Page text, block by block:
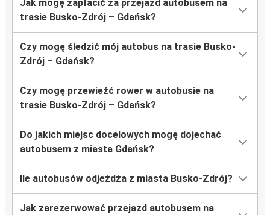
Jak mogę zapłacić za przejazd autobusem na
trasie Busko-Zdrój – Gdańsk?
Czy mogę śledzić mój autobus na trasie Busko-
Zdrój – Gdańsk?
Czy mogę przewieźć rower w autobusie na
trasie Busko-Zdrój – Gdańsk?
Do jakich miejsc docelowych mogę dojechać
autobusem z miasta Gdańsk?
Ile autobusów odjeżdża z miasta Busko-Zdrój?
Jak zarezerwować przejazd autobusem na